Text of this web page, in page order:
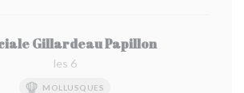
Gillardeau Papillon
les 6
MOLLUSQUES